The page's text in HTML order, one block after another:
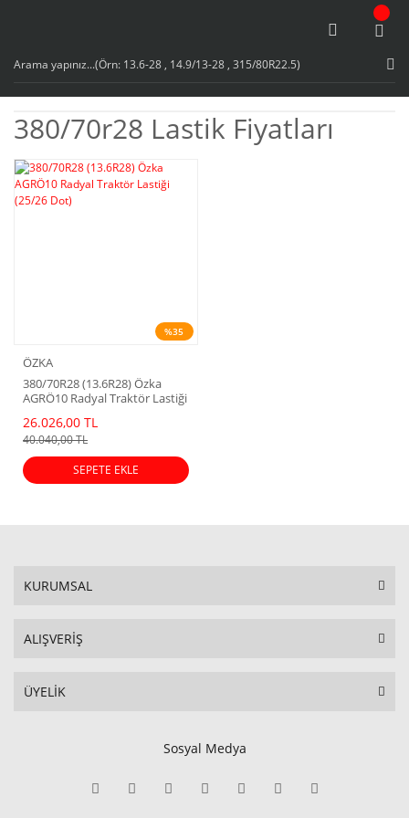
380/70r28 Lastik Fiyatları
%35
ÖZKA
380/70R28 (13.6R28) Özka
AGRÖ10 Radyal Traktör Lastiği
26.026,00 TL
40.040,00 TL
SEPETE EKLE
KURUMSAL
ALIŞVERİŞ
ÜYELİK
Sosyal Medya